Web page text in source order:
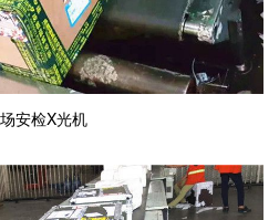
安检X光机